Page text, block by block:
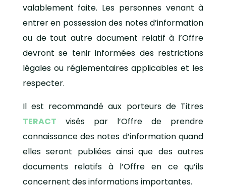
valablement faite. Les personnes venant à
entrer en possession des notes d’information
ou de tout autre document relatif à l’Offre
devront se tenir informées des restrictions
légales ou réglementaires applicables et les
respecter.
Il est recommandé aux porteurs de Titres
TERACT visés par l’Offre de prendre
connaissance des notes d’information quand
elles seront publiées ainsi que des autres
documents relatifs à l’Offre en ce qu’ils
concernent des informations importantes.